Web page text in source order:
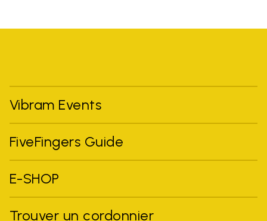
Vibram Events
FiveFingers Guide
E-SHOP
Trouver un cordonnier